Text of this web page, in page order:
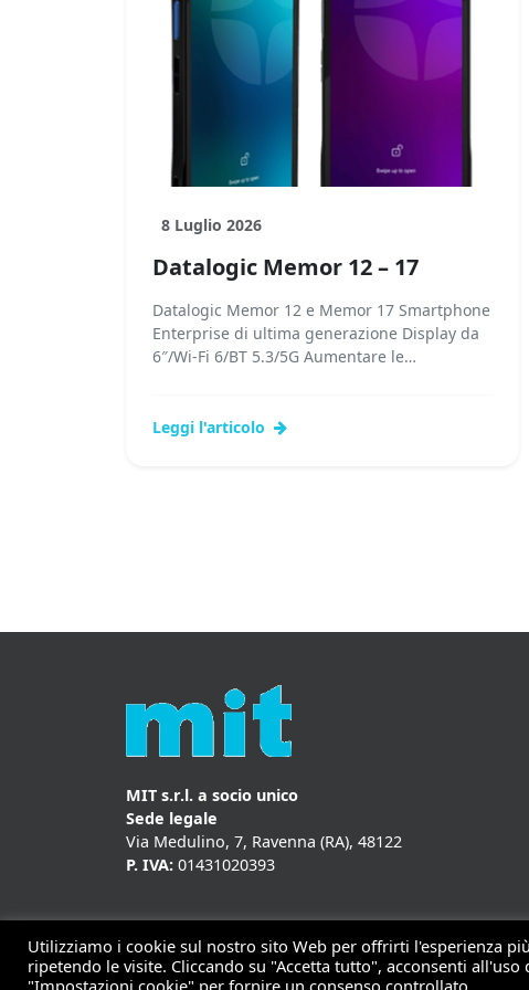
8 Luglio 2026
Datalogic Memor 12 – 17
Datalogic Memor 12 e Memor 17 Smartphone
Enterprise di ultima generazione Display da
6″/Wi-Fi 6/BT 5.3/5G Aumentare le
Leggi l'articolo
MIT s.r.l. a socio unico
Sede legale
Via Medulino, 7, Ravenna (RA), 48122
P. IVA: 01431020393
Copyright
Utilizziamo i cookie sul nostro sito Web per offrirti l'esperienza
ripetendo le visite. Cliccando su "Accetta tutto", acconsenti
"Impostazioni cookie" per fornire un consenso controllato.